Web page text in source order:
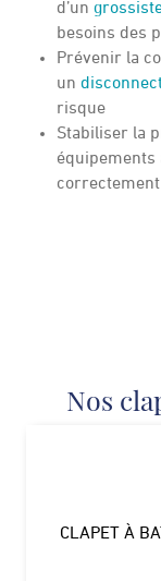
d’un
besoins des
Prévenir la
un
risque
Stabiliser la
équipements
Nos
CLAPET À